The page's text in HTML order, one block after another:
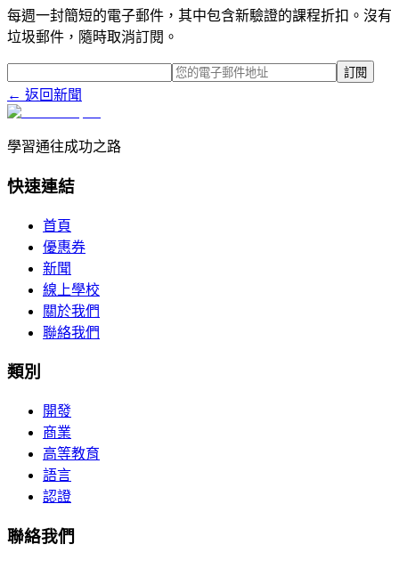
每週一封簡短的電子郵件，其中包含新驗證的課程折扣。沒有
垃圾郵件，隨時取消訂閱。
訂閱
← 返回新聞
學習通往成功之路
快速連結
首頁
優惠券
新聞
線上學校
關於我們
聯絡我們
類別
開發
商業
高等教育
語言
認證
聯絡我們